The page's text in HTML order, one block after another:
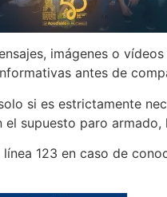
imágenes o
antes de
si es estrictamente
supuesto paro
123 en caso de